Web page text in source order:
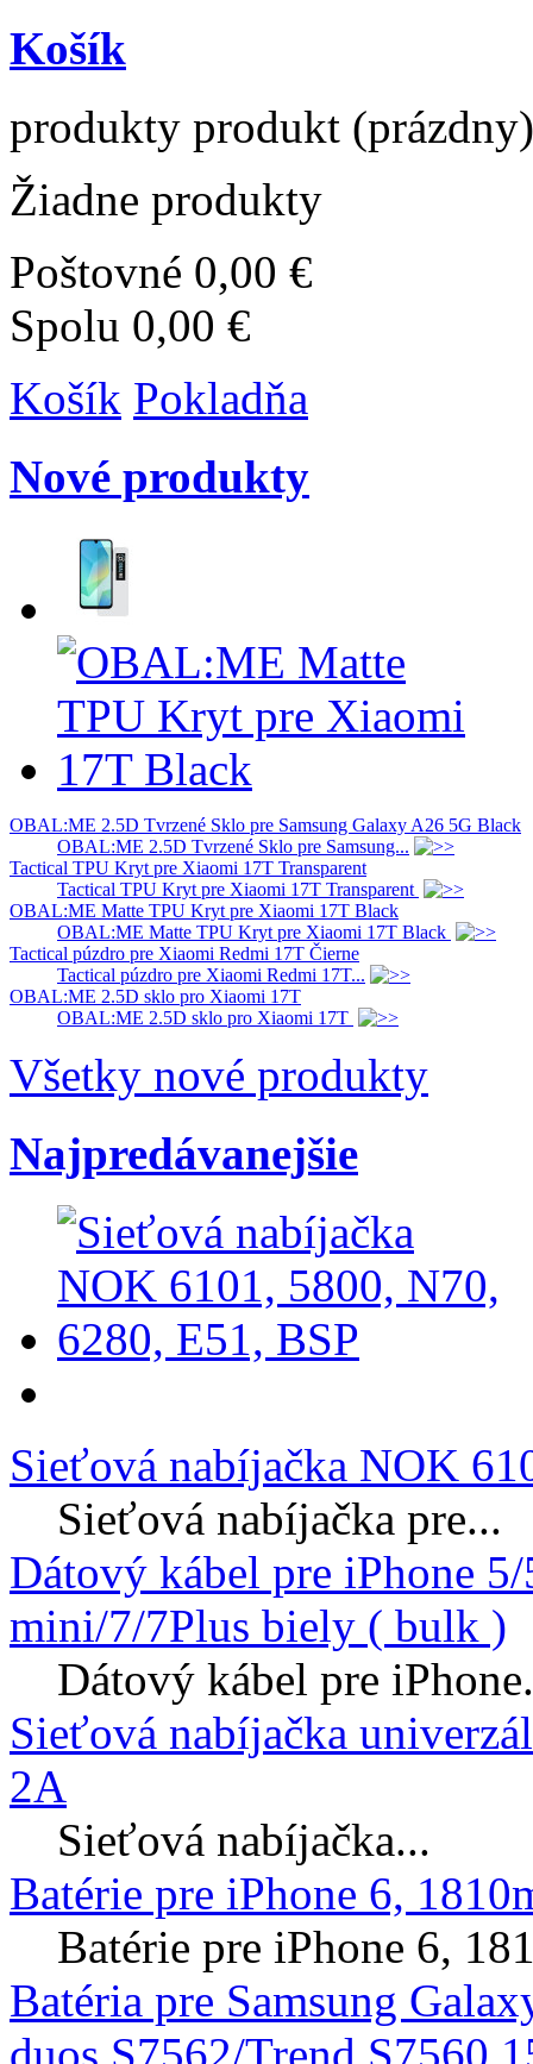
Košík
produkty produkt (prázdny)
Žiadne produkty
Poštovné 0,00 €
Spolu 0,00 €
Košík Pokladňa
Nové produkty
OBAL:ME 2.5D Tvrzené Sklo pre Samsung Galaxy A26 5G Black
OBAL:ME 2.5D Tvrzené Sklo pre Samsung...
Tactical TPU Kryt pre Xiaomi 17T Transparent
Tactical TPU Kryt pre Xiaomi 17T Transparent
OBAL:ME Matte TPU Kryt pre Xiaomi 17T Black
OBAL:ME Matte TPU Kryt pre Xiaomi 17T Black
Tactical púzdro pre Xiaomi Redmi 17T Čierne
Tactical púzdro pre Xiaomi Redmi 17T...
OBAL:ME 2.5D sklo pro Xiaomi 17T
OBAL:ME 2.5D sklo pro Xiaomi 17T
Všetky nové produkty
Najpredávanejšie
Sieťová nabíjačka NOK
Sieťová nabíjačka pre...
Dátový kábel pre iPhone
mini/7/7Plus biely ( bulk )
Dátový kábel pre
Sieťová nabíjačka
2A
Sieťová nabíjačka...
Batérie pre iPhone 6,
Batérie pre iPhone 6,
Batéria pre Samsung